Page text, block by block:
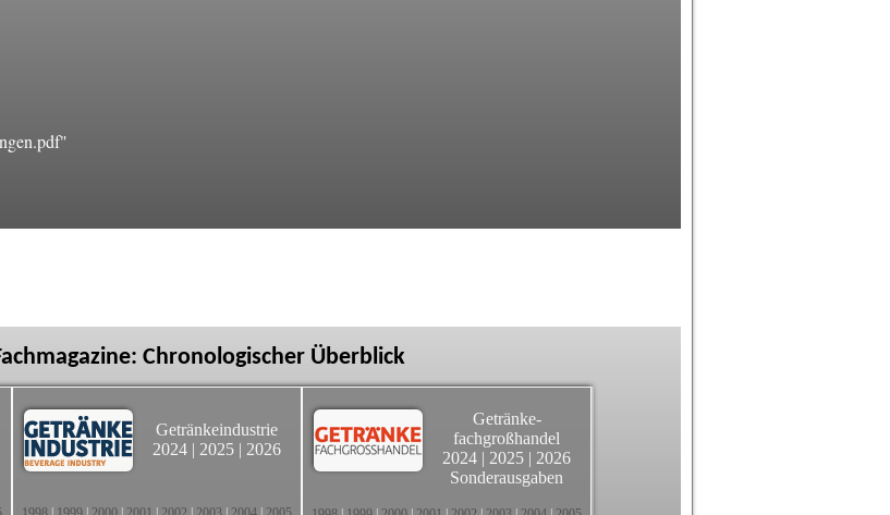
Chronologischer Überblick
Getränkeindustrie
2024 | 2025 | 2026
Getränke-
fachgroßhandel
2024 | 2025 | 2026
Sonderausgaben